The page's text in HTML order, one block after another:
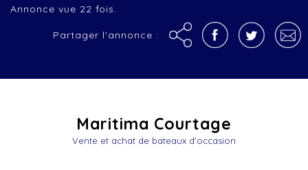
Annonce vue 22 fois.
Partager l'annonce :
Maritima Courtage
Vente et achat de bateaux d'occasion